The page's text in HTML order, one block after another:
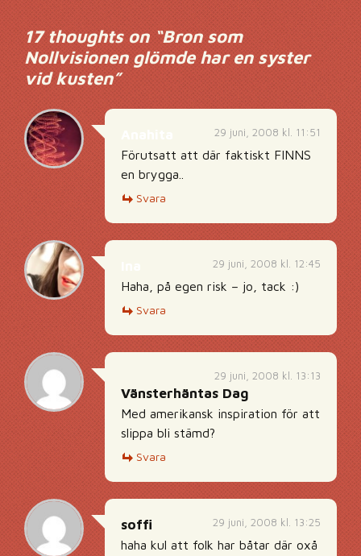
17 thoughts on “Bron som
Nollvisionen glömde har en syster
vid kusten”
29 juni, 2008 kl. 11:51
Förutsatt att där faktiskt FINNS
en brygga..
Svara
29 juni, 2008 kl. 12:45
Haha, på egen risk – jo, tack :)
Svara
29 juni, 2008 kl. 13:13
Vänsterhäntas Dag
Med amerikansk inspiration för att
slippa bli stämd?
Svara
29 juni, 2008 kl. 13:25
soffi
haha kul att folk har båtar där oxå